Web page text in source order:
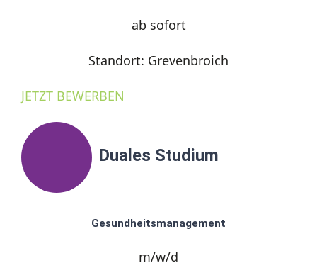
ab sofort
Standort: Grevenbroich
JETZT BEWERBEN
Duales Studium
Gesundheitsmanagement
m/w/d